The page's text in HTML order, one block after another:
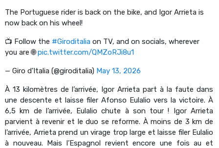
The Portuguese rider is back on the bike, and Igor Arrieta is
now back on his wheel!
📺 Follow the #Giroditalia on TV, and on socials, wherever
you are 🌐pic.twitter.com/QMZoRJi8u1
— Giro d’Italia (@giroditalia) May 13, 2026
À 13 kilomètres de l’arrivée, Igor Arrieta part à la faute dans
une descente et laisse filer Afonso Eulalio vers la victoire. À
6,5 km de l’arrivée, Eulalio chute à son tour ! Igor Arrieta
parvient à revenir et le duo se reforme. À moins de 3 km de
l’arrivée, Arrieta prend un virage trop large et laisse filer Eulalio
à nouveau. Mais l’Espagnol revient encore une fois au et